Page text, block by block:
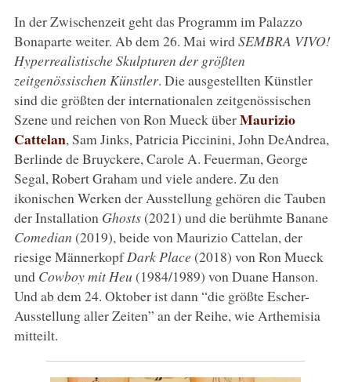
In der Zwischenzeit geht das Programm im Palazzo
Bonaparte weiter. Ab dem 26. Mai wirdSEMBRA VIVO!
Hyperrealistische Skulpturen der größten
zeitgenössischen Künstler. Die ausgestellten Künstler
sind die größten der internationalen zeitgenössischen
Szene und reichen von Ron Mueck überMaurizio
Cattelan, Sam Jinks, Patricia Piccinini, John DeAndrea,
Berlinde de Bruyckere, Carole A. Feuerman, George
Segal, Robert Graham und viele andere. Zu den
ikonischen Werken der Ausstellung gehören die Tauben
der Installation Ghosts(2021) und die berühmte Banane
Comedian (2019), beide von Maurizio Cattelan, der
riesige MännerkopfDark Place(2018) von Ron Mueck
und Cowboy mit Heu (1984/1989) von Duane Hanson.
Und ab dem 24. Oktober ist dann “die größte Escher-
Ausstellung aller Zeiten” an der Reihe, wie Arthemisia
mitteilt.